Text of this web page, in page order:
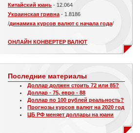
Китайский юань - 12.064
Украинская гривна - 1.8186
/динамика курсов валют с начала года/
ОНЛАЙН КОНВЕРТЕР ВАЛЮТ
Последние материалы
Доллар должен стоить 72 или 85?
Доллар - 75, евро - 88
Доллар по 100 рублей реальность?
Прогнозы курсов валют на 2020 год
ЦБ РФ меняет доллары на юани